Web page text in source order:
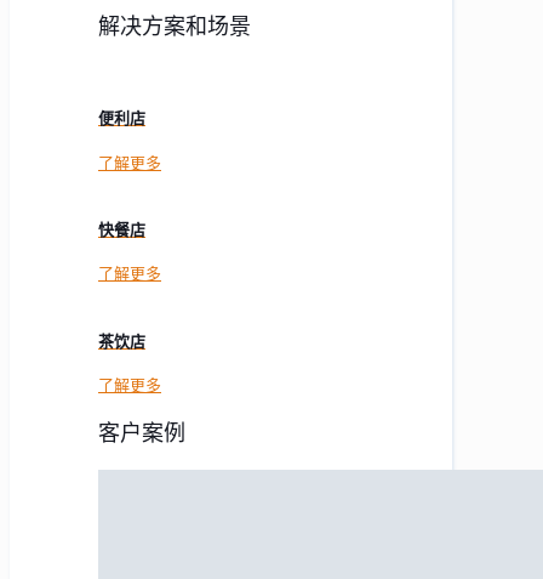
解决方案和场景
便利店
了解更多
快餐店
了解更多
茶饮店
了解更多
客户案例